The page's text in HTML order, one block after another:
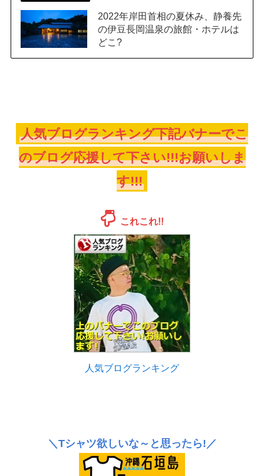
2022年岸田首相の夏休み、静養先
の伊豆長岡温泉の旅館・ホテルは
どこ?
人気ブログランキング下記バナーでこ
のブログ応援して下さい!!!お願いしま
す!!!
これこれ!!
人気ブログランキング
＼Tシャツ欲しいな～と思ったら!／